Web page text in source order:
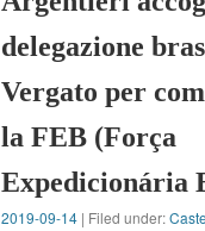
delegazione
Vergato per
la FEB (Força
Expedicionária
2019-09-14 | Filed under: